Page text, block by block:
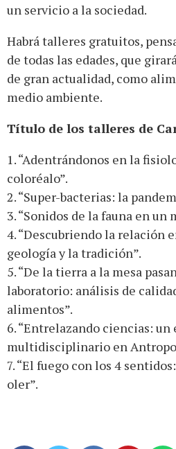
un servicio a la sociedad.
Habrá talleres gratuitos,
de todas las edades, que
de gran actualidad, como
medio ambiente.
Título de los talleres de
1. “Adentrándonos en la
coloréalo”.
2. “Super-bacterias: la
3. “Sonidos de la fauna en un
4. “Descubriendo la relación
geología y la tradición”.
5. “De la tierra a la mesa
laboratorio: análisis de
alimentos”.
6. “Entrelazando ciencias: un
multidisciplinario en
7. “El fuego con los 4
oler”.